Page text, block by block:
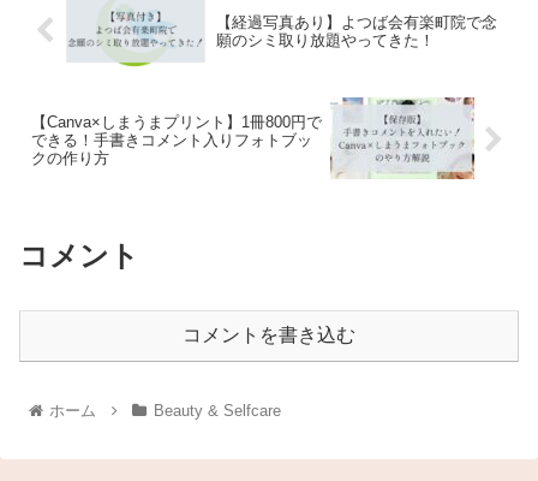
【経過写真あり】よつば会有楽町院で念
願のシミ取り放題やってきた！
【Canva×しまうまプリント】1冊800円で
できる！手書きコメント入りフォトブッ
クの作り方
コメント
コメントを書き込む
ホーム Beauty & Selfcare